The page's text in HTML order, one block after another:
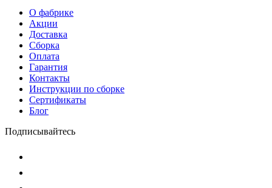
О фабрике
Акции
Доставка
Сборка
Оплата
Гарантия
Контакты
Инструкции по сборке
Сертификаты
Блог
Подписывайтесь